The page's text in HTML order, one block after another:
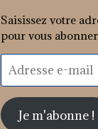
Saisissez votre
pour vous
e-
Je m'abonne !